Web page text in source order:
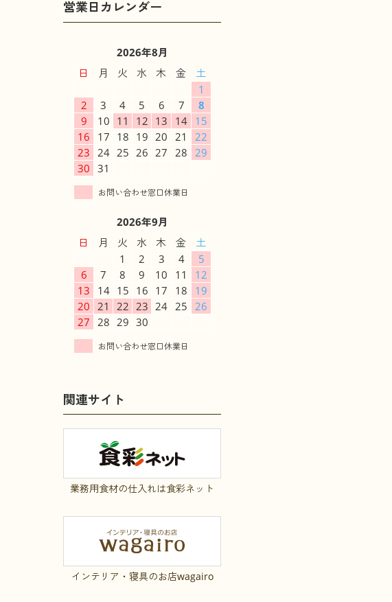
2026年8月
日
月 火 水 木 金
土
1
2
3 4 5 6 7
8
9
10 11 12 13 14 15
16
17 18 19 20 21
22
23
24 25 26 27 28
29
30 31
2026年9月
日
月 火 水 木 金
土
1
2 3 4
5
6
7 8 9 10 11
12
13
14 15 16 17 18
19
20
21 22 23 24 25
26
27
28 29 30
関連サイト
業務用食材の仕入れは食彩ネット
インテリア・寝具のお店wagairo